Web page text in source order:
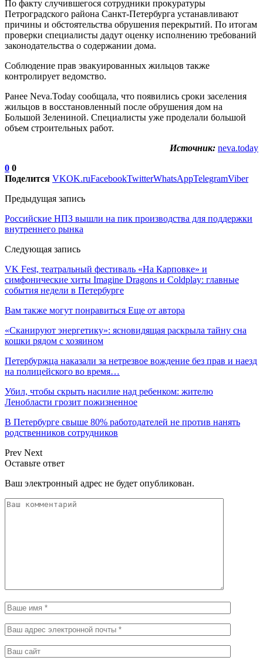
По факту случившегося сотрудники прокуратуры
Петроградского района Санкт-Петербурга устанавливают
причины и обстоятельства обрушения перекрытий. По итогам
проверки специалисты дадут оценку исполнению требований
законодательства о содержании дома.
Соблюдение прав эвакуированных жильцов также
контролирует ведомство.
Ранее Neva.Today сообщала, что появились сроки заселения
жильцов в восстановленный после обрушения дом на
Большой Зелениной. Специалисты уже проделали большой
объем строительных работ.
Источник: neva.today
0 0
Поделится VKOK.ruFacebookTwitterWhatsAppTelegramViber
Предыдущая запись
Российские НПЗ вышли на пик производства для поддержки
внутреннего рынка
Следующая запись
VK Fest, театральный фестиваль «На Карповке» и
симфонические хиты Imagine Dragons и Coldplay: главные
события недели в Петербурге
Вам также могут понравиться Еще от автора
«Сканируют энергетику»: ясновидящая раскрыла тайну сна
кошки рядом с хозяином
Петербуржца наказали за нетрезвое вождение без прав и наезд
на полицейского во время…
Убил, чтобы скрыть насилие над ребенком: жителю
Ленобласти грозит пожизненное
В Петербурге свыше 80% работодателей не против нанять
родственников сотрудников
Prev Next
Оставьте ответ
Ваш электронный адрес не будет опубликован.